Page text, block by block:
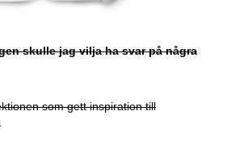
skulle jag vilja ha svar på några
som gett inspiration till